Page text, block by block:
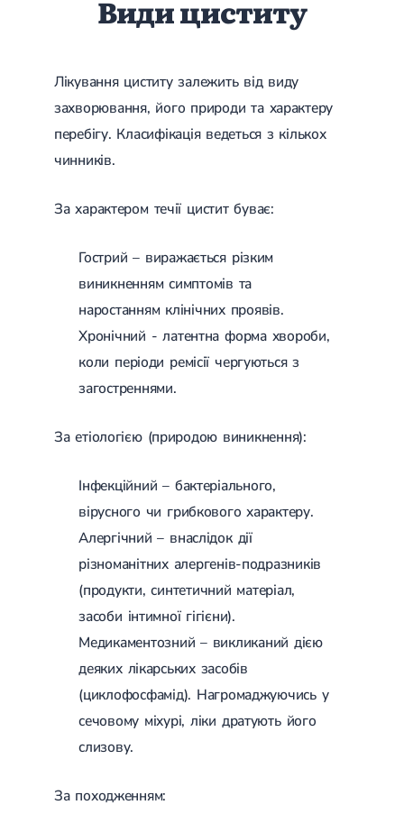
Гострі респіраторні захворювання (ГРЗ)
Бронхіт
Хронічний бронхіт
Гострий бронхіт
Бронхіт у дорослих
ГРВІ
Ротавірусна інфекція
Ортопедія і травматологія
Асептичний некроз головки стегнової кістки
Асептичний некроз таранної кістки
Блокування суглоба
Епікондиліт
Нестабільність суглоба
Лікування переломів ключиці
Лікування переломів кісток тазу
Іммобілізація
Лікування переломів гомілки
Лікування переломів п'яти
Протез синовіальної рідини
PRP-терапія
Розрив зв'язок
Розрив зв'язок плечового суглобу
Розрив зв'язок ліктьового суглобу
Розрив зв'язок колінного суглоба
Розрив зв'язок гомілковостопного суглобу
Травми сухожиль та м'язів
Ендокринологія
Цукровий діабет
Цукровий діабет 1 типу
Види циститу
Лікування циститу залежить від виду
захворювання, його природи та характеру
перебігу. Класифікація ведеться з кількох
чинників.
За характером течії цистит буває:
Гострий – виражається різким
виникненням симптомів та
наростанням клінічних проявів.
Хронічний - латентна форма хвороби,
коли періоди ремісії чергуються з
загостреннями.
За етіологією (природою виникнення):
Інфекційний – бактеріального,
вірусного чи грибкового характеру.
Алергічний – внаслідок дії
різноманітних алергенів-подразників
(продукти, синтетичний матеріал,
засоби інтимної гігієни).
Медикаментозний – викликаний дією
деяких лікарських засобів
(циклофосфамід). Нагромаджуючись у
сечовому міхурі, ліки дратують його
слизову.
За походженням: